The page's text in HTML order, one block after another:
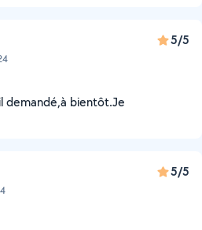
5/5
demandé,à bientôt.Je
5/5